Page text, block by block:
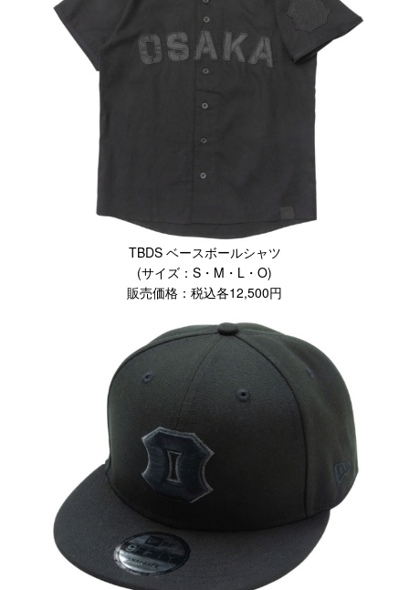
TBDS ベースボールシャツ
(サイズ：S・M・L・O)
販売価格：税込各12,500円